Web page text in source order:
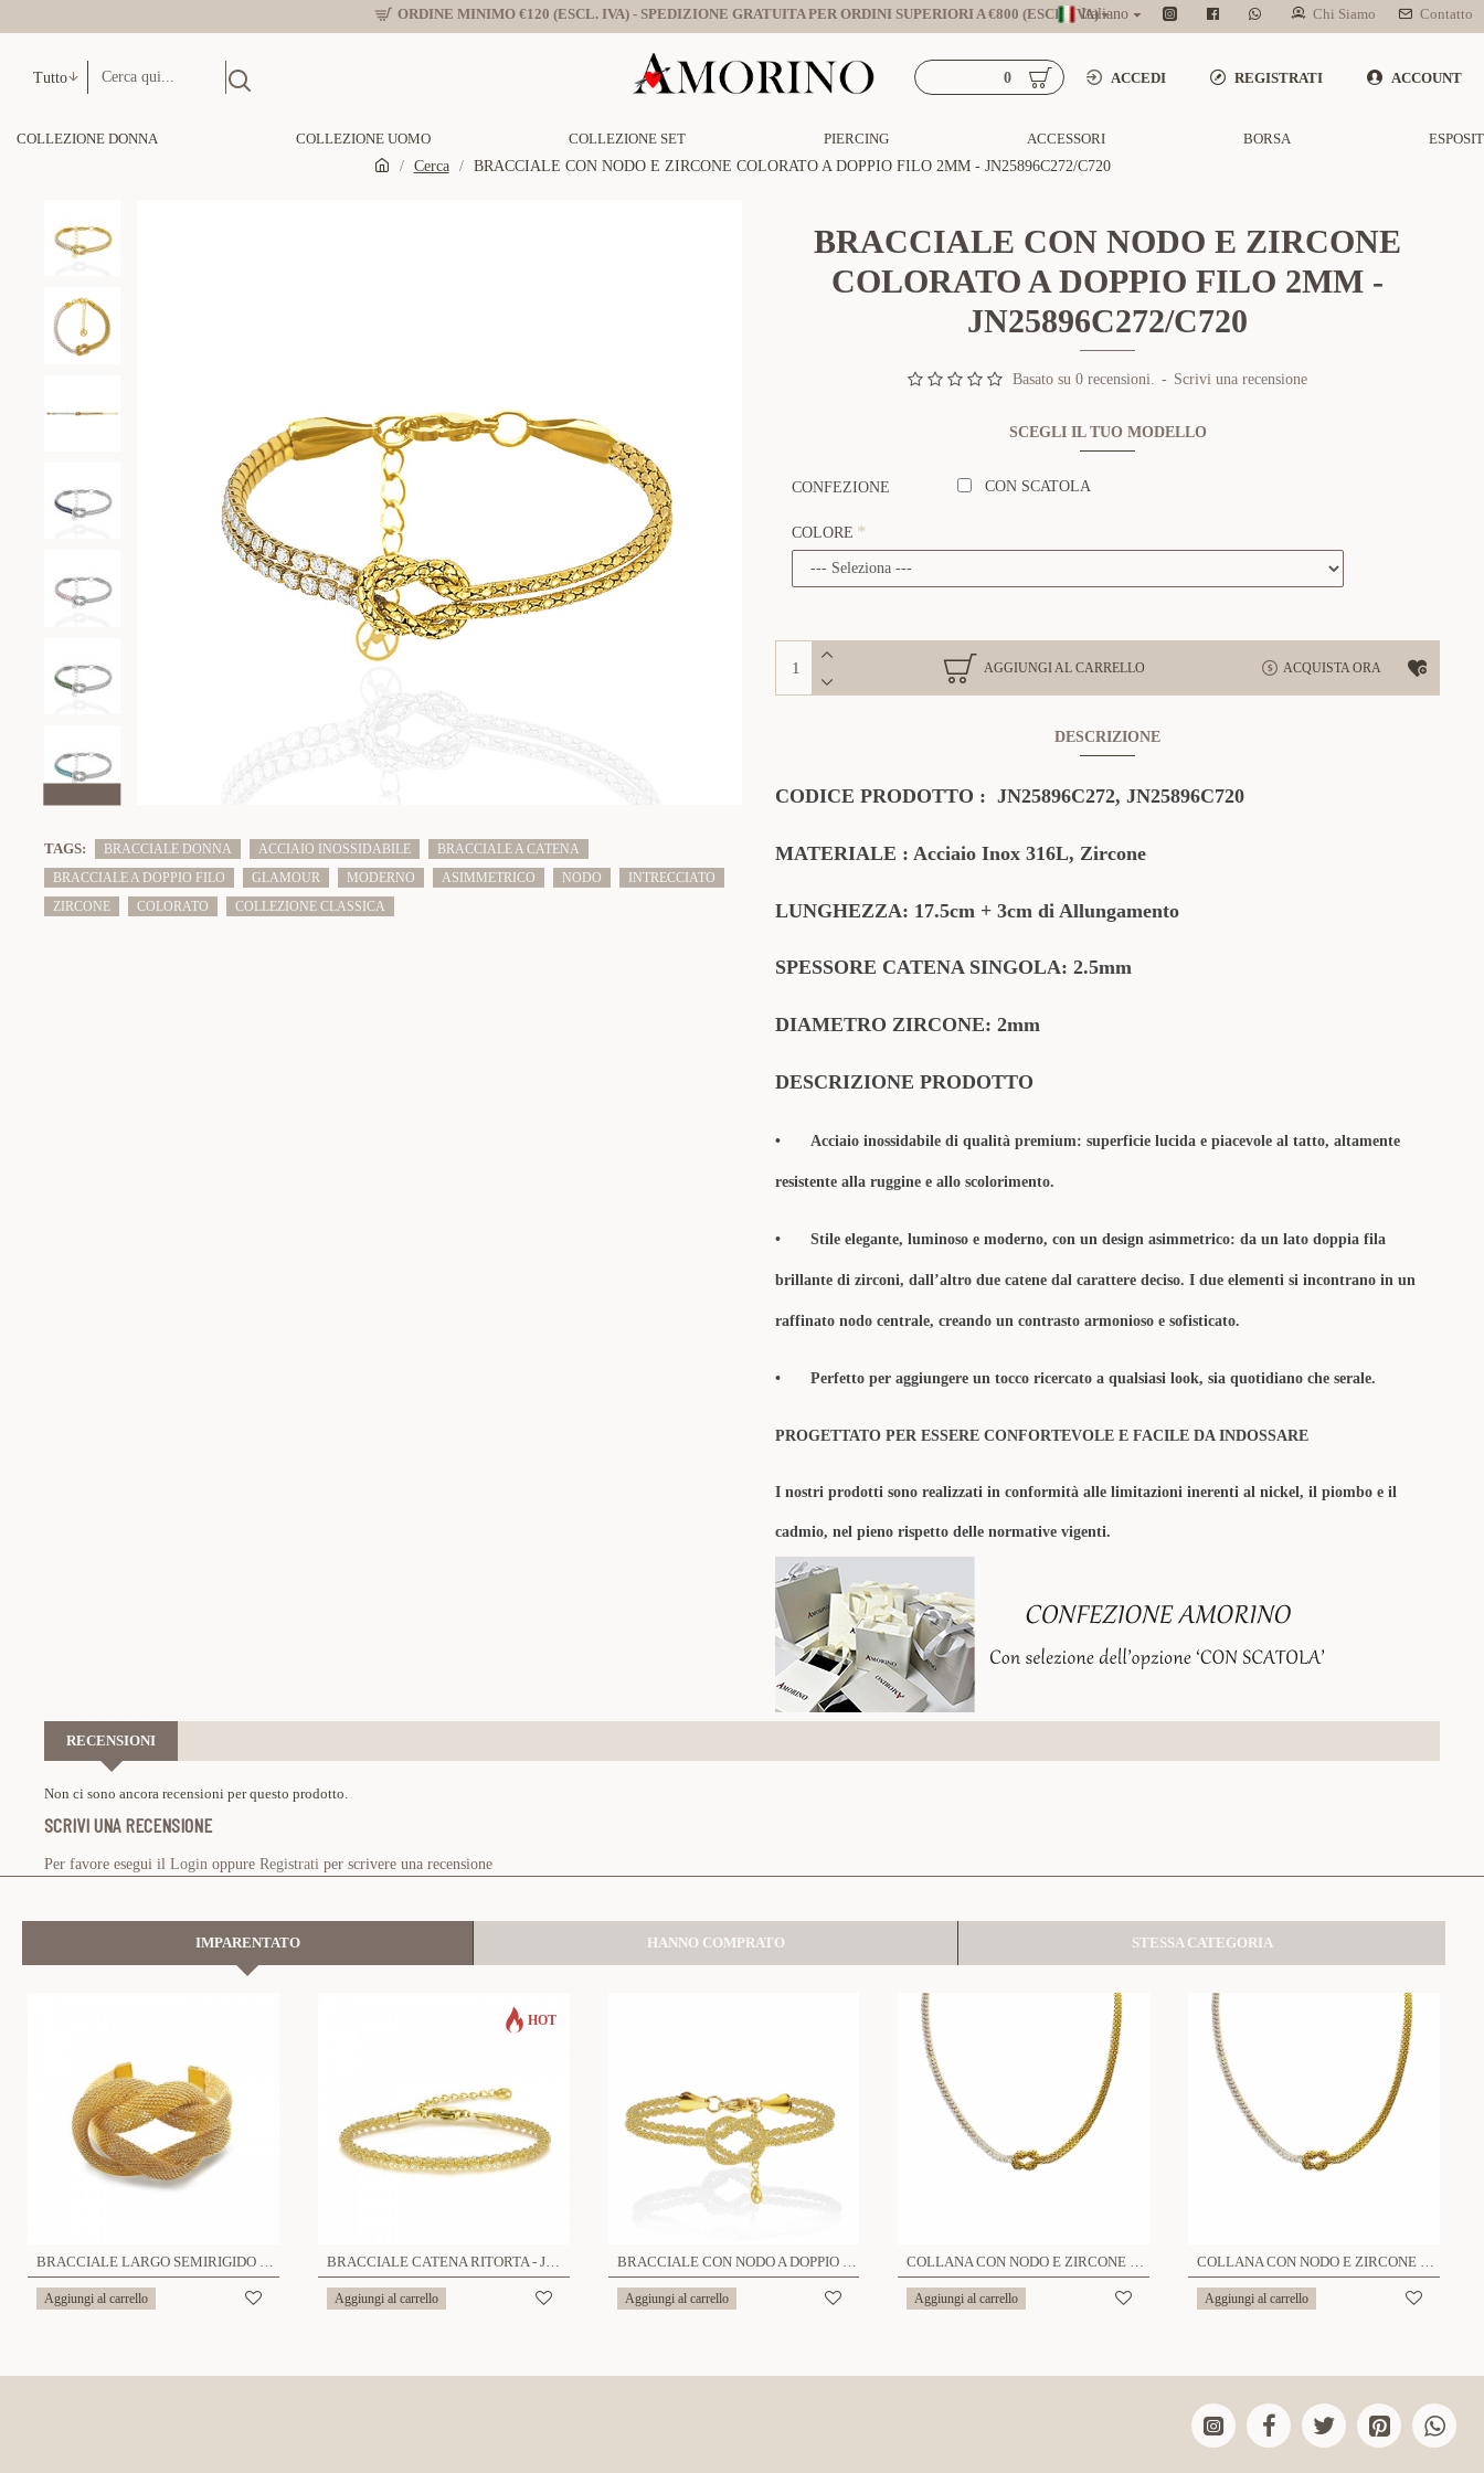
ORDINE MINIMO €120 (ESCL. IVA) - SPEDIZIONE GRATUITA PER ORDINI SUPERIORI A €800 (ESCL. IVA)Italiano Chi Siamo Contatto
Tutto ACCEDI REGISTRATI ACCOUNT
0
COLLEZIONE DONNA COLLEZIONE UOMO COLLEZIONE SET PIERCING ACCESSORI BORSA
Cerca
BRACCIALE CON NODO E ZIRCONE COLORATO A DOPPIO FILO 2MM - JN25896C272/C720
TAGS: BRACCIALE DONNA ACCIAIO INOSSIDABILE
BRACCIALE A CATENA
BRACCIALE A DOPPIO FILO
GLAMOUR MODERNO ASIMMETRICO NODO
INTRECCIATO
ZIRCONE
COLORATO COLLEZIONE CLASSICA
BRACCIALE CON NODO E ZIRCONE
COLORATO A DOPPIO FILO 2MM -
JN25896C272/C720
Basato su 0 recensioni. - Scrivi una recensione
SCEGLI IL TUO MODELLO
CONFEZIONE CON SCATOLA
COLORE
AGGIUNGI AL CARRELLO ACQUISTA ORA
DESCRIZIONE
CODICE PRODOTTO : JN25896C272, JN25896C720
MATERIALE : Acciaio Inox 316L, Zircone
LUNGHEZZA: 17.5cm + 3cm di Allungamento
SPESSORE CATENA SINGOLA: 2.5mm
DIAMETRO ZIRCONE: 2mm
DESCRIZIONE PRODOTTO
• Acciaio inossidabile di qualità premium: superficie lucida e piacevole al tatto, altamente
resistente alla ruggine e allo scolorimento.
• Stile elegante, luminoso e moderno, con un design asimmetrico: da un lato doppia fila
brillante di zirconi, dall’altro due catene dal carattere deciso. I due elementi si incontrano in un
raffinato nodo centrale, creando un contrasto armonioso e sofisticato.
• Perfetto per aggiungere un tocco ricercato a qualsiasi look, sia quotidiano che serale.
PROGETTATO PER ESSERE CONFORTEVOLE E FACILE DA INDOSSARE
I nostri prodotti sono realizzati in conformità alle limitazioni inerenti al nickel, il piombo e il
cadmio, nel pieno rispetto delle normative vigenti.
RECENSIONI
Non ci sono ancora recensioni per questo prodotto.
SCRIVI UNA RECENSIONE
Per favore esegui il Login oppure Registrati per scrivere una recensione
IMPARENTATO HANNO COMPRATO STESSA CATEGORIA
BRACCIALE LARGO SEMIRIGIDO REGOLABILE A NODO - YNK241184B11
Aggiungi al carrello
HOT
BRACCIALE CATENA RITORTA - JN25264C178/C179
Aggiungi al carrello
BRACCIALE CON NODO A DOPPIO FILO - JN25576C274
Aggiungi al carrello
COLLANA CON NODO E ZIRCONE COLORATO A DOPPIO FILO 2MM - JN25120C271
Aggiungi al carrello
COLLANA CON NODO E ZIRCONE COLORATO A DOPPIO FILO 1.5MM - JN25120C721
Aggiungi al carrello